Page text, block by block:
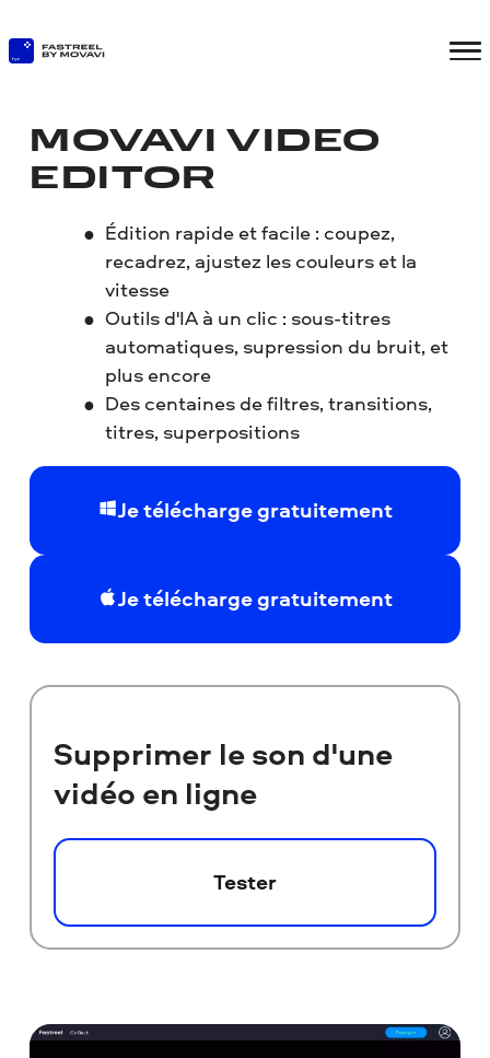
MOVAVI VIDEO
EDITOR
Édition rapide et facile : coupez,
recadrez, ajustez les couleurs et la
vitesse
Outils d'IA à un clic : sous-titres
automatiques, supression du bruit, et
plus encore
Des centaines de filtres, transitions,
titres, superpositions
Je télécharge gratuitement
Je télécharge gratuitement
Supprimer le son d'une
vidéo en ligne
Tester